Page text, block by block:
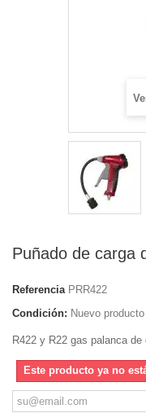
Puñado de carga
Referencia PRR422
Condición: Nuevo producto
R422 y R22 gas palanca de
Este producto ya no